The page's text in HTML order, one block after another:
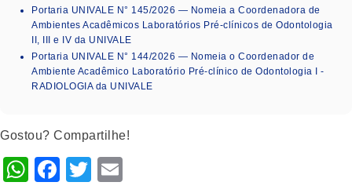
Portaria UNIVALE N° 145/2026 — Nomeia a Coordenadora de
Ambientes Acadêmicos Laboratórios Pré-clínicos de Odontologia
II, III e IV da UNIVALE
Portaria UNIVALE N° 144/2026 — Nomeia o Coordenador de
Ambiente Acadêmico Laboratório Pré-clínico de Odontologia I -
RADIOLOGIA da UNIVALE
Gostou? Compartilhe!
WhatsApp
Facebook
Twitter